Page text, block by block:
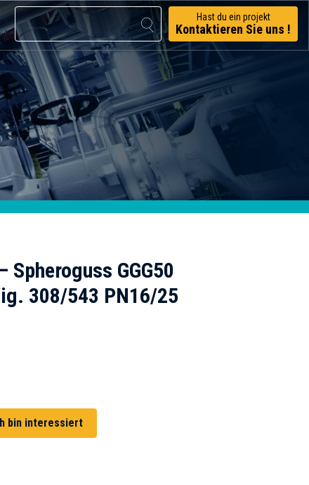
Hast du ein projekt
Kontaktieren Sie uns !
GGG50
308/543 PN16/25
bin interessiert